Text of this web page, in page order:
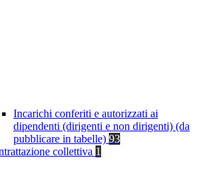
Incarichi conferiti e autorizzati ai
dipendenti (dirigenti e non dirigenti) (da
pubblicare in tabelle) 93
collettiva 1